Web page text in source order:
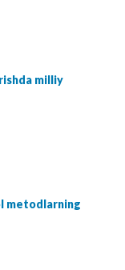
milliy
metodlarning